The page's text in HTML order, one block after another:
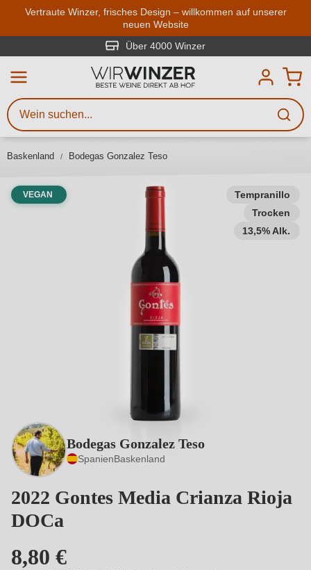
Zum Hauptinhalt springen
Vertraute Winzer, frisches Design – willkommen auf unserer
neuen Website
Über 4000 Winzer
Baskenland Bodegas Gonzalez Teso
Tempranillo
Trocken
13,5% Alk.
VEGAN
Bodegas Gonzalez Teso
SpanienBaskenland
2022 Gontes Media Crianza Rioja
DOCa
8,80 €
Weinsuche
Mindestens 3 Zeichen eingeben
Beschreiben Sie, welchen Wein
Sie suchen – ob nach Geschmack,
Region, Winzer oder anderen